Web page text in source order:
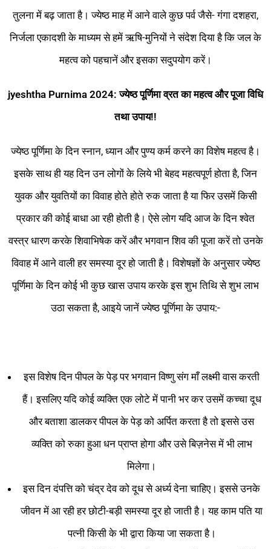
तुलना में बढ़ जाता है। ज्येष्ठ माह में आने वाले कुछ पर्व जैसे- गंगा दशहरा,
निर्जला एकादशी के माध्यम से हमें ऋषि-मुनियों ने संदेश दिया है कि जल के
महत्व को पहचानें और इसका सदुपयोग करें।
jyeshtha Purnima 2024: ज्येष्ठपूर्णिमाव्रतकामहत्वऔरपूजाविधि
तथाउपाय!!
ज्येष्ठ पूर्णिमा के दिन स्नान, ध्यान और पुण्य कर्म करने का विशेष महत्व है।
इसके साथ ही यह दिन उन लोगों के लिये भी बेहद महत्वपूर्ण होता है, जिन
युवक और युवतियों का विवाह होते होते रुक जाता है या फिर उसमें किसी
प्रकार की कोई बाधा आ रही होती है। ऐसे लोग यदि आज के दिन श्वेत
वस्त्र धारण करके शिवाभिषेक करें और भगवान शिव की पूजा करें तो उनके
विवाह में आने वाली हर समस्या दूर हो जाती है। विशेषज्ञों के अनुसार ज्येष्ठ
पूर्णिमा के दिन कोई भी कुछ खास उपाय करके इस शुभ तिथि से शुभ लाभ
उठा सकता है, आइये जानें ज्येष्ठ पूर्णिमा के उपाय:-
इस विशेष दिन पीपल के पेड़ पर भगवान विष्णु संग माँ लक्ष्मी वास करती
हैं। इसलिए यदि कोई व्यक्ति एक लोटे में पानी भर कर उसमें कच्चा दूध
और बताशा डालकर पीपल के पेड़ को अर्पित करता है तो इससे उस
व्यक्ति को रुका हुआ धन प्राप्‍त होगा और उसे बिज़नेस में भी लाभ
मिलेगा।
इस दिन दंपत्ति को चंद्र देव को दूध से अर्ध्य देना चाहिए। इससे उनके
जीवन में आ रही हर छोटी-बड़ी समस्या दूर हो जाती है। यह काम पति या
पत्‍नी किसी के भी द्वारा किया जा सकता है।